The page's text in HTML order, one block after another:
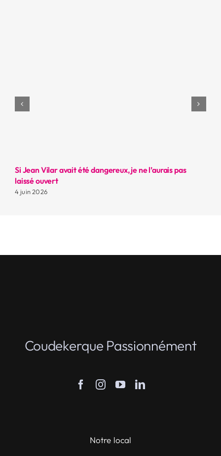
Si Jean Vilar avait été dangereux, je ne l’aurais pas
laissé ouvert
4 juin 2026
Coudekerque Passionnément
Notre local